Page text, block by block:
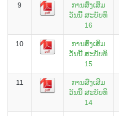
9
ການສົ່ງເສິມ
ວັນນີ້ ສະບັບທິ
16
10
ການສົ່ງເສິມ
ວັນນີ້ ສະບັບທິ
15
11
ການສົ່ງເສິມ
ວັນນີ້ ສະບັບທິ
14